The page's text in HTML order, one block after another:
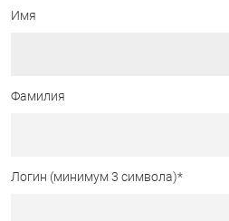
Имя
Фамилия
Логин (минимум 3 символа)*